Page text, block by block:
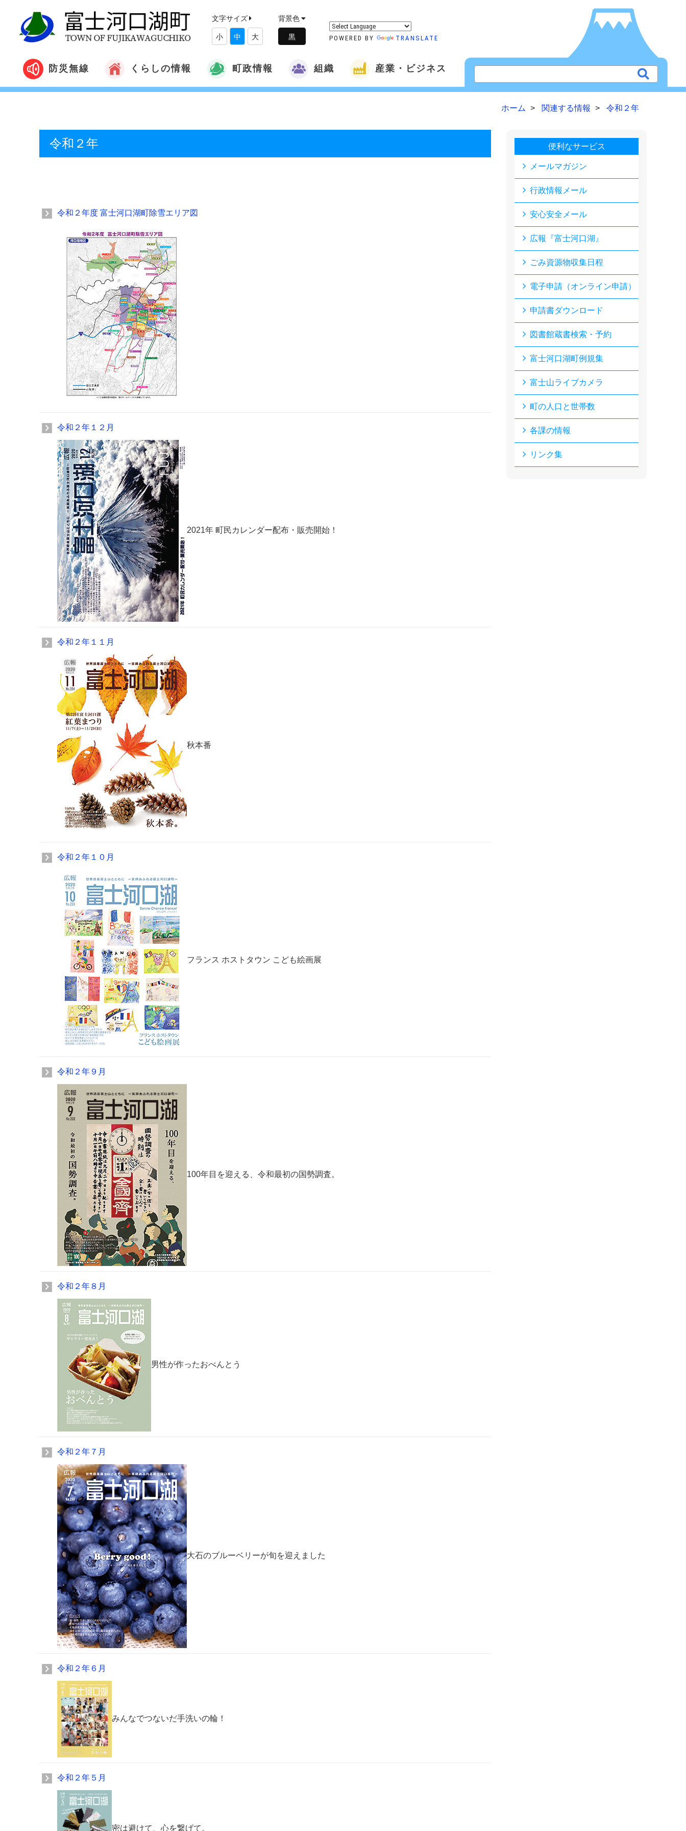
文字サイズ
小 中 大
背景色
POWERED BY TRANSLATE
防災無線 くらしの情報 町政情報 組織 産業・ビジネス
ホーム 関連する情報 令和２年
令和２年
令和２年度 富士河口湖町除雪エリア図
令和２年１２月
2021年 町民カレンダー配布・販売開始！
令和２年１１月
秋本番
令和２年１０月
フランス ホストタウン こども絵画展
令和２年９月
100年目を迎える、令和最初の国勢調査。
令和２年８月
男性が作ったおべんとう
令和２年７月
大石のブルーベリーが旬を迎えました
令和２年６月
みんなでつないだ手洗いの輪！
令和２年５月
密は避けて、心を繋げて。
便利なサービス
メールマガジン
行政情報メール
安心安全メール
広報『富士河口湖』
ごみ資源物収集日程
電子申請（オンライン申請）
申請書ダウンロード
図書館蔵書検索・予約
富士河口湖町例規集
富士山ライブカメラ
町の人口と世帯数
各課の情報
リンク集